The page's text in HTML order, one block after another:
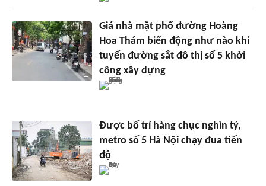
Giá nhà mặt phố đường Hoàng
Hoa Thám biến động như nào khi
tuyến đường sắt đô thị số 5 khởi
công xây dựng
Được bố trí hàng chục nghìn tỷ,
metro số 5 Hà Nội chạy đua tiến
độ